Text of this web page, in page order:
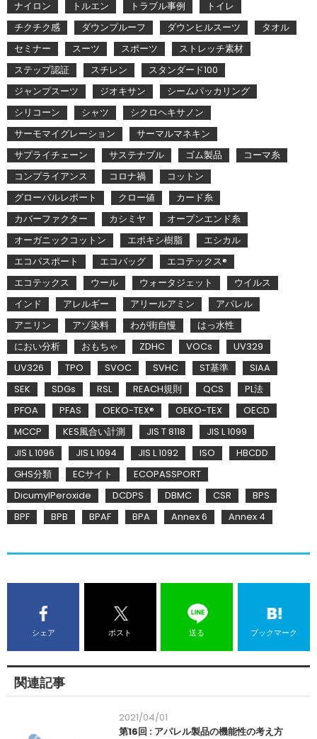
ナイロン トルエン トラブル事例
トイレ
チクチク感
ダウンプルーフ ダウンヒルスーツ
タオル
セミナー
スーツ スポーツ
ストレッチ素材
ステップ認証
スチレン
スタンダード100
ジャンプスーツ
ジオキサン
シームパッカリング
シリコーン
シャツ
シクロヘキサノン
サーモマイグレーション
サーマルマネキン
サプライチェーン
サステナブル ゴム製品
コーマ糸
コンプライアンス
コロナ禍
コットン
グローバルレポート
クロー値
カード糸
カバーファクター
カシミヤ
オープンエンド糸
オーガニックコットン
エポキシ樹脂
エシカル
エコパスポート
エコバッグ
エコテックス®
エコテックス
ウール ウォータジェット
ウイルス
インド
アレルギー アリールアミン
アパレル
アニリン
アゾ染料 わが街自慢
はっ水性
におい分析
おもちゃ ZDHC VOCs
UV329
UV326
TPO SVOC SVHC ST基準
SIAA
SEK
SDGs RSL REACH規則 QCS
PL法
PFOA
PFAS OEKO-TEX® OEKO-TEX
OECD
MCCP
KES風合い計測 JIS T 8118
JIS L 1099
JIS L 1096
JIS L 1094 JIS L 1092 ISO
HBCDD
GHS分類
ECサイト
ECOPASSPORT
DicumylPeroxide
DCDPS DBMC CSR
BPS
BPF
BPB BPAF BPA Annex 6 Annex 4
シェア ポスト 送る ブックマーク
関連記事
2021/04/01
第16回 : アパレル製品の機能性の考え方